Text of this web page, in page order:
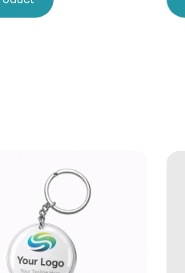
€